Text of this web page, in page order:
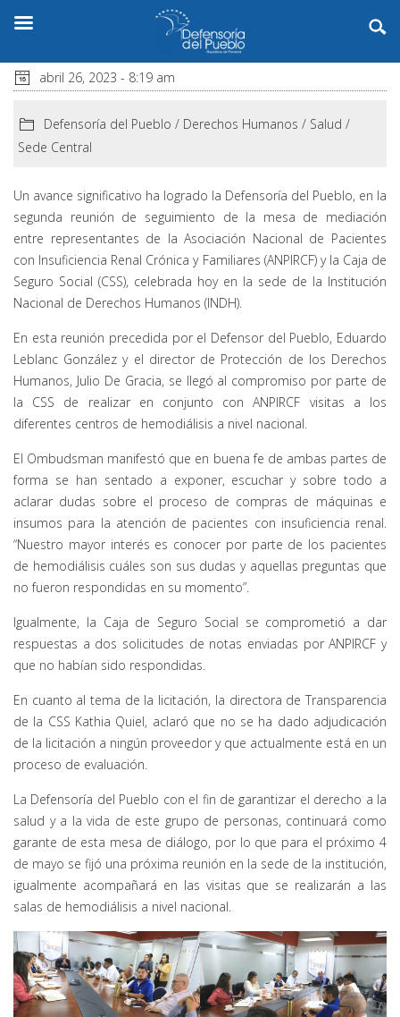
abril 26, 2023 - 8:19 am
Defensoría del Pueblo / Derechos Humanos / Salud /
Sede Central
Un avance significativo ha logrado la Defensoría del Pueblo, en la
segunda reunión de seguimiento de la mesa de mediación
entre representantes de la Asociación Nacional de Pacientes
con Insuficiencia Renal Crónica y Familiares (ANPIRCF) y la Caja de
Seguro Social (CSS), celebrada hoy en la sede de la Institución
Nacional de Derechos Humanos (INDH).
En esta reunión precedida por el Defensor del Pueblo, Eduardo
Leblanc González y el director de Protección de los Derechos
Humanos, Julio De Gracia, se llegó al compromiso por parte de
la CSS de realizar en conjunto con ANPIRCF visitas a los
diferentes centros de hemodiálisis a nivel nacional.
El Ombudsman manifestó que en buena fe de ambas partes de
forma se han sentado a exponer, escuchar y sobre todo a
aclarar dudas sobre el proceso de compras de máquinas e
insumos para la atención de pacientes con insuficiencia renal.
“Nuestro mayor interés es conocer por parte de los pacientes
de hemodiálisis cuáles son sus dudas y aquellas preguntas que
no fueron respondidas en su momento”.
Igualmente, la Caja de Seguro Social se comprometió a dar
respuestas a dos solicitudes de notas enviadas por ANPIRCF y
que no habían sido respondidas.
En cuanto al tema de la licitación, la directora de Transparencia
de la CSS Kathia Quiel, aclaró que no se ha dado adjudicación
de la licitación a ningún proveedor y que actualmente está en un
proceso de evaluación.
La Defensoría del Pueblo con el fin de garantizar el derecho a la
salud y a la vida de este grupo de personas, continuará como
garante de esta mesa de diálogo, por lo que para el próximo 4
de mayo se fijó una próxima reunión en la sede de la institución,
igualmente acompañará en las visitas que se realizarán a las
salas de hemodiálisis a nivel nacional.